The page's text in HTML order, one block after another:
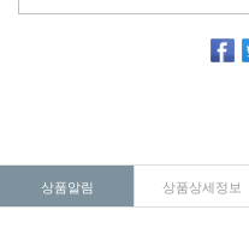
상품알림 상품상세정보